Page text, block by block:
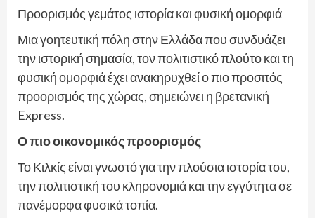
Προορισμός γεμάτος ιστορία και φυσική ομορφιά
Μια γοητευτική πόλη στην Ελλάδα που συνδυάζει
την ιστορική σημασία, τον πολιτιστικό πλούτο και τη
φυσική ομορφιά έχει ανακηρυχθεί ο πιο προσιτός
προορισμός της χώρας, σημειώνει η βρετανική
Express.
Ο πιο οικονομικός προορισμός
Το Κιλκίς είναι γνωστό για την πλούσια ιστορία του,
την πολιτιστική του κληρονομιά και την εγγύτητα σε
πανέμορφα φυσικά τοπία.